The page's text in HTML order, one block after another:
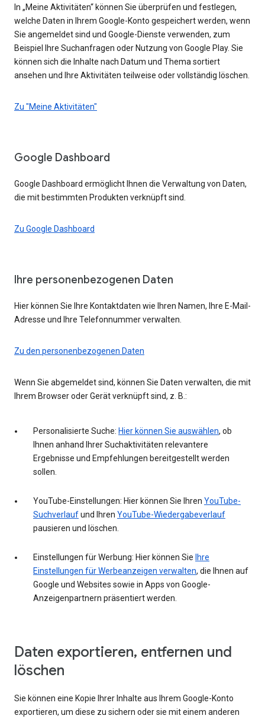
In „Meine Aktivitäten“ können Sie überprüfen und festlegen,
welche Daten in Ihrem Google-Konto gespeichert werden, wenn
Sie angemeldet sind und Google-Dienste verwenden, zum
Beispiel Ihre Suchanfragen oder Nutzung von Google Play. Sie
können sich die Inhalte nach Datum und Thema sortiert
ansehen und Ihre Aktivitäten teilweise oder vollständig löschen.
Zu "Meine Aktivitäten"
Google Dashboard
Google Dashboard ermöglicht Ihnen die Verwaltung von Daten,
die mit bestimmten Produkten verknüpft sind.
Zu Google Dashboard
Ihre personenbezogenen Daten
Hier können Sie Ihre Kontaktdaten wie Ihren Namen, Ihre E-Mail-
Adresse und Ihre Telefonnummer verwalten.
Zu den personenbezogenen Daten
Wenn Sie abgemeldet sind, können Sie Daten verwalten, die mit
Ihrem Browser oder Gerät verknüpft sind, z. B.:
Personalisierte Suche: Hier können Sie auswählen, ob
Ihnen anhand Ihrer Suchaktivitäten relevantere
Ergebnisse und Empfehlungen bereitgestellt werden
sollen.
YouTube-Einstellungen: Hier können Sie Ihren YouTube-
Suchverlaufund Ihren YouTube-Wiedergabeverlauf
pausieren und löschen.
Einstellungen für Werbung: Hier können Sie Ihre
Einstellungen für Werbeanzeigen verwalten, die Ihnen auf
Google und Websites sowie in Apps von Google-
Anzeigenpartnern präsentiert werden.
Daten exportieren, entfernen und
löschen
Sie können eine Kopie Ihrer Inhalte aus Ihrem Google-Konto
exportieren, um diese zu sichern oder sie mit einem anderen